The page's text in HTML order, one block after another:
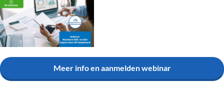
Meer info en aanmelden webinar